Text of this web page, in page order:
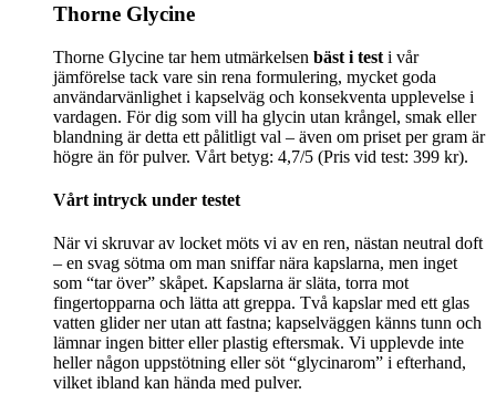
Thorne Glycine
Thorne Glycine tar hem utmärkelsen bäst i test i vår
jämförelse tack vare sin rena formulering, mycket goda
användarvänlighet i kapselväg och konsekventa upplevelse i
vardagen. För dig som vill ha glycin utan krångel, smak eller
blandning är detta ett pålitligt val – även om priset per gram är
högre än för pulver. Vårt betyg: 4,7/5 (Pris vid test: 399 kr).
Vårt intryck under testet
När vi skruvar av locket möts vi av en ren, nästan neutral doft
– en svag sötma om man sniffar nära kapslarna, men inget
som “tar över” skåpet. Kapslarna är släta, torra mot
fingertopparna och lätta att greppa. Två kapslar med ett glas
vatten glider ner utan att fastna; kapselväggen känns tunn och
lämnar ingen bitter eller plastig eftersmak. Vi upplevde inte
heller någon uppstötning eller söt “glycinarom” i efterhand,
vilket ibland kan hända med pulver.